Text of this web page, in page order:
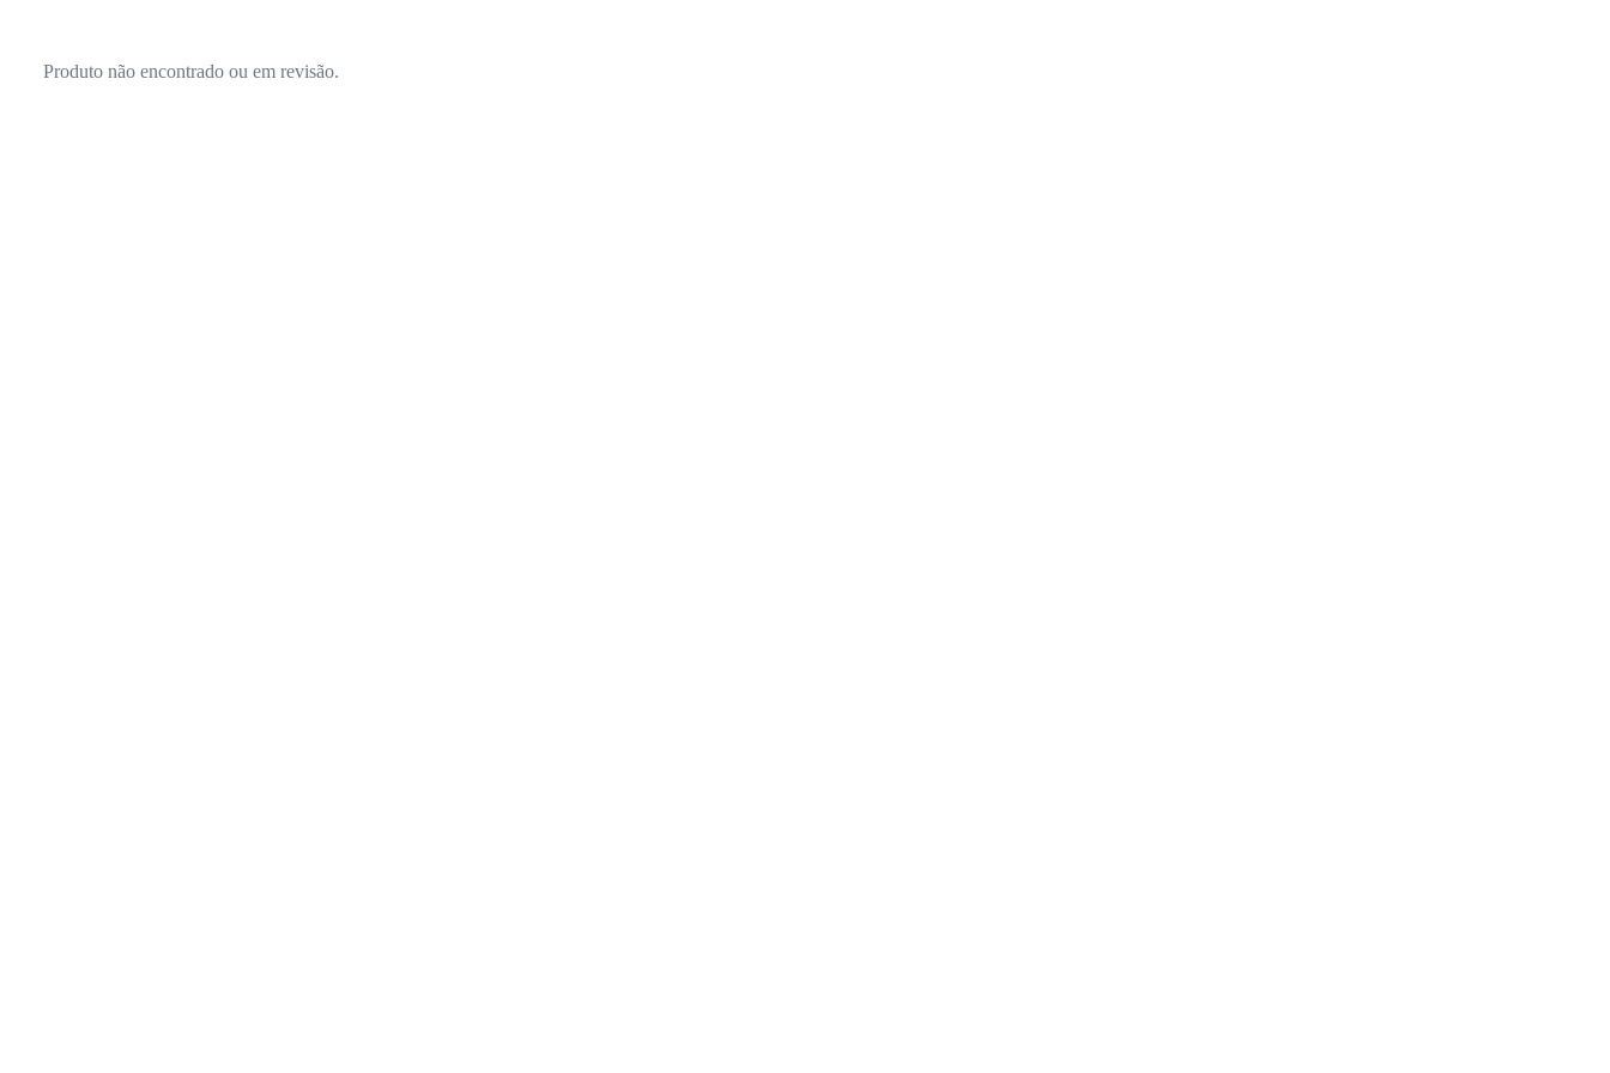
Produto não encontrado ou em revisão.